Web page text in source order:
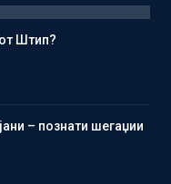
Штип?
– познати шегаџии